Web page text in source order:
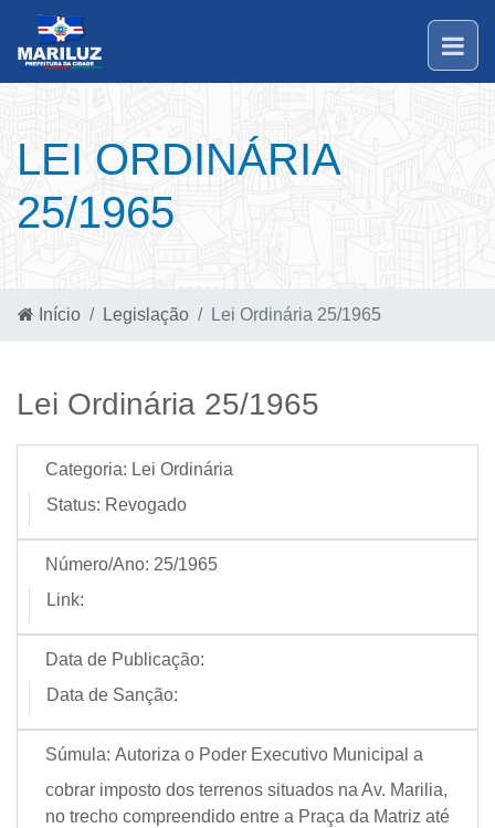
LEI ORDINÁRIA
25/1965
Início Legislação Lei Ordinária 25/1965
Lei Ordinária 25/1965
Categoria: Lei Ordinária
Status: Revogado
Número/Ano: 25/1965
Link:
Data de Publicação:
Data de Sanção:
Súmula: Autoriza o Poder Executivo Municipal a
cobrar imposto dos terrenos situados na Av. Marilia,
no trecho compreendido entre a Praça da Matriz até